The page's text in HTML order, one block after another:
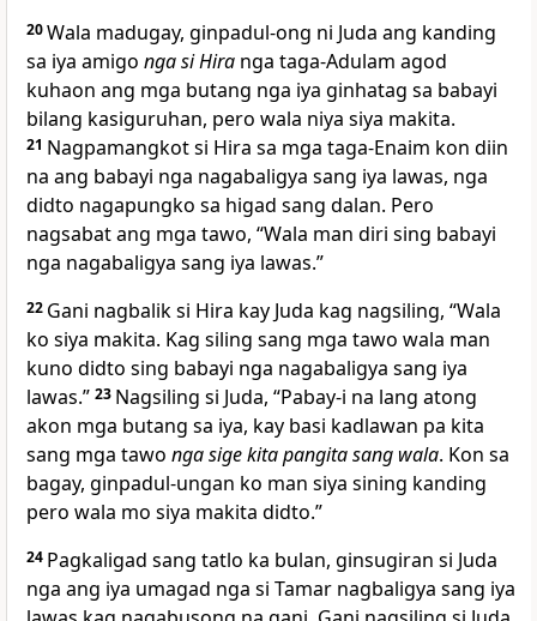
20Wala madugay, ginpadul-ong ni Juda ang kanding
sa iya amigo nga si Hira nga taga-Adulam agod
kuhaon ang mga butang nga iya ginhatag sa babayi
bilang kasiguruhan, pero wala niya siya makita.
21 Nagpamangkot si Hira sa mga taga-Enaim kon diin
na ang babayi nga nagabaligya sang iya lawas, nga
didto nagapungko sa higad sang dalan. Pero
nagsabat ang mga tawo, “Wala man diri sing babayi
nga nagabaligya sang iya lawas.”
22 Gani nagbalik si Hira kay Juda kag nagsiling, “Wala
ko siya makita. Kag siling sang mga tawo wala man
kuno didto sing babayi nga nagabaligya sang iya
lawas.” 23 Nagsiling si Juda, “Pabay-i na lang atong
akon mga butang sa iya, kay basi kadlawan pa kita
sang mga tawo nga sige kita pangita sang wala. Kon sa
bagay, ginpadul-ungan ko man siya sining kanding
pero wala mo siya makita didto.”
24 Pagkaligad sang tatlo ka bulan, ginsugiran si Juda
nga ang iya umagad nga si Tamar nagbaligya sang iya